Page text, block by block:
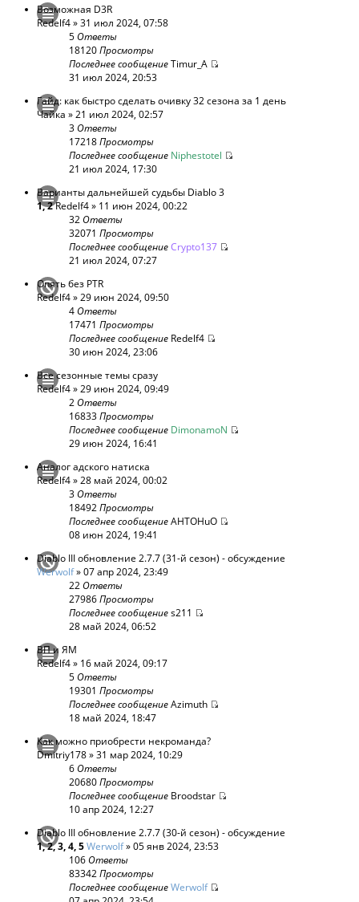
Возможная D3R
Redelf4» 31 июл 2024, 07:58
5Ответы
18120Просмотры
Последнее сообщениеTimur_A
31 июл 2024, 20:53
Гайд: как быстро сделать очивку 32 сезона за 1 день
Чайка » 21 июл 2024, 02:57
3Ответы
17218Просмотры
Последнее сообщение Niphestotel
21 июл 2024, 17:30
Варианты дальнейшей судьбы Diablo 3
1,2Redelf4» 11 июн 2024, 00:22
32Ответы
32071 Просмотры
Последнее сообщениеCrypto137
21 июл 2024, 07:27
Опять без PTR
Redelf4» 29 июн 2024, 09:50
4Ответы
17471 Просмотры
Последнее сообщение Redelf4
30 июн 2024, 23:06
Все сезонные темы сразу
Redelf4» 29 июн 2024, 09:49
2Ответы
16833Просмотры
Последнее сообщение DimonamoN
29 июн 2024, 16:41
Аналог адского натиска
Redelf4» 28 май 2024, 00:02
3Ответы
18492Просмотры
Последнее сообщениеAHTOHuO
08 июн 2024, 19:41
Diablo III обновление 2.7.7 (31-й сезон) - обсуждение
Werwolf» 07 апр 2024, 23:49
22Ответы
27986Просмотры
Последнее сообщениеs211
28 май 2024, 06:52
ВП и ЯМ
Redelf4» 16 май 2024, 09:17
5Ответы
19301 Просмотры
Последнее сообщениеAzimuth
18 май 2024, 18:47
Как можно приобрести некроманда?
Dmitriy178» 31 мар 2024, 10:29
6Ответы
20680Просмотры
Последнее сообщение Broodstar
10 апр 2024, 12:27
Diablo III обновление 2.7.7 (30-й сезон) - обсуждение
1,2,3,4,5Werwolf» 05 янв 2024, 23:53
106Ответы
83342Просмотры
Последнее сообщениеWerwolf